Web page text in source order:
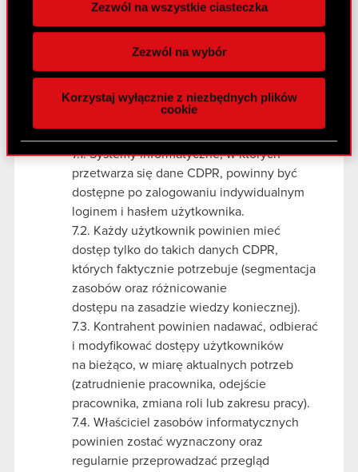
funkcje społecznościowe i analizować ruch w
naszej witrynie. Informacje o tym, jak korzystasz
z naszej witryny, udostępniamy partnerom
społecznościowym, reklamowym i analitycznym.
Partnerzy mogą połączyć te informacje z innymi
danymi otrzymanymi od Ciebie lub uzyskanymi
podczas korzystania z ich usług. Kontynuując
korzystanie z naszej witryny, zgadasz się na
używanie plików cookie.
Zezwól na wszystkie ciasteczka
Zezwól na wybór
Korzystaj wyłącznie z niezbędnych plików
cookie
połączenia VPN, które w ramach procesu
logowania wymaga uwierzytelniania
wieloskładnikowego.
zarządzane.
7.1. Systemy informatyczne, w których
przetwarza się dane CDPR, powinny być
dostępne po zalogowaniu indywidualnym
loginem i hasłem użytkownika.
7.2. Każdy użytkownik powinien mieć
dostęp tylko do takich danych CDPR,
których faktycznie potrzebuje (segmentacja
zasobów oraz różnicowanie
dostępu na zasadzie wiedzy koniecznej).
7.3. Kontrahent powinien nadawać, odbierać
i modyfikować dostępy użytkowników
na bieżąco, w miarę aktualnych potrzeb
(zatrudnienie pracownika, odejście
pracownika, zmiana roli lub zakresu pracy).
7.4. Właściciel zasobów informatycznych
powinien zostać wyznaczony oraz
regularnie przeprowadzać przegląd